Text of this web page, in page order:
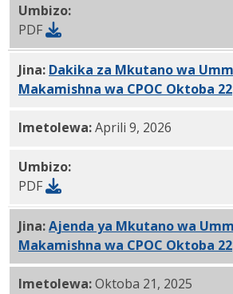
Umbizo:
PDF
Jina: Dakika za Mkutano wa
Makamishna wa CPOC Oktoba 22
Imetolewa:Aprili 9, 2026
Umbizo:
PDF
Jina:Ajenda ya Mkutano wa
Makamishna wa CPOC Oktoba 22
Imetolewa:Oktoba 21, 2025